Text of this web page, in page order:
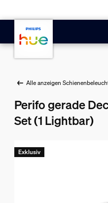
Alle anzeigen
Perifo gerade
Set (1 Lightbar)
Exklusiv